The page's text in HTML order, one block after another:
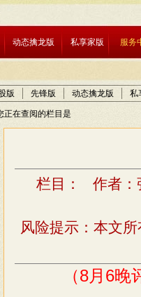
动态擒龙版 私享家版 服务
版 先锋版 动态擒龙版 私
正在查阅的栏目是
栏目： 作者：
风险提示：本文
（8月6